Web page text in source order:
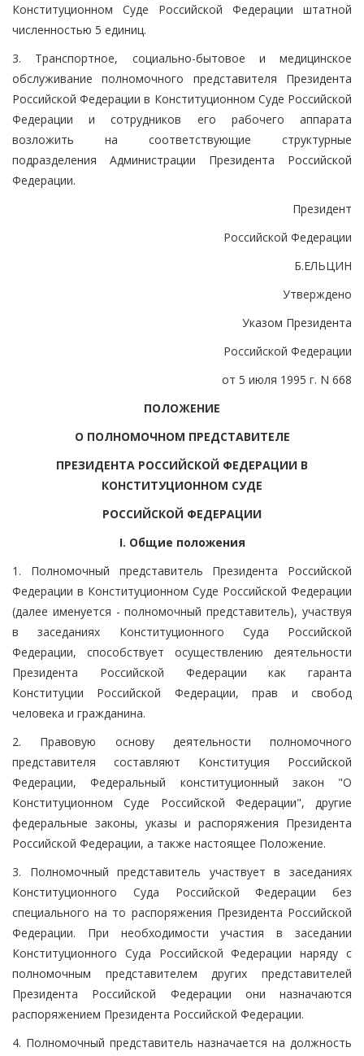
Конституционном Суде Российской Федерации штатной
численностью 5 единиц.
3. Транспортное, социально-бытовое и медицинское
обслуживание полномочного представителя Президента
Российской Федерации в Конституционном Суде Российской
Федерации и сотрудников его рабочего аппарата
возложить на соответствующие структурные
подразделения Администрации Президента Российской
Федерации.
Президент
Российской Федерации
Б.ЕЛЬЦИН
Утверждено
Указом Президента
Российской Федерации
от 5 июля 1995 г. N 668
ПОЛОЖЕНИЕ
О ПОЛНОМОЧНОМ ПРЕДСТАВИТЕЛЕ
ПРЕЗИДЕНТА РОССИЙСКОЙ ФЕДЕРАЦИИ В
КОНСТИТУЦИОННОМ СУДЕ
РОССИЙСКОЙ ФЕДЕРАЦИИ
I. Общие положения
1. Полномочный представитель Президента Российской
Федерации в Конституционном Суде Российской Федерации
(далее именуется - полномочный представитель), участвуя
в заседаниях Конституционного Суда Российской
Федерации, способствует осуществлению деятельности
Президента Российской Федерации как гаранта
Конституции Российской Федерации, прав и свобод
человека и гражданина.
2. Правовую основу деятельности полномочного
представителя составляют Конституция Российской
Федерации, Федеральный конституционный закон "О
Конституционном Суде Российской Федерации", другие
федеральные законы, указы и распоряжения Президента
Российской Федерации, а также настоящее Положение.
3. Полномочный представитель участвует в заседаниях
Конституционного Суда Российской Федерации без
специального на то распоряжения Президента Российской
Федерации. При необходимости участия в заседании
Конституционного Суда Российской Федерации наряду с
полномочным представителем других представителей
Президента Российской Федерации они назначаются
распоряжением Президента Российской Федерации.
4. Полномочный представитель назначается на должность